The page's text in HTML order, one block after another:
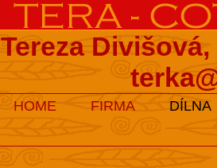
Tereza
HOME FIRMA DÍLNA